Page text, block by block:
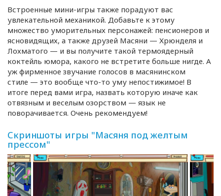
Встроенные мини-игры также порадуют вас
увлекательной механикой. Добавьте к этому
множество уморительных персонажей: пенсионеров и
ясновидящих, а также друзей Масяни — Хрюнделя и
Лохматого — и вы получите такой термоядерный
коктейль юмора, какого не встретите больше нигде. А
уж фирменное звучание голосов в масянинском
стиле — это вообще что-то уму непостижимое! В
итоге перед вами игра, назвать которую иначе как
отвязным и веселым озорством — язык не
поворачивается. Очень рекомендуем!
Скриншоты игры "Масяня под желтым
прессом"